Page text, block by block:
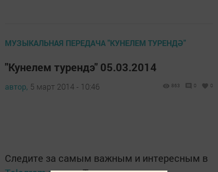
МУЗЫКАЛЬНАЯ ПЕРЕДАЧА "КУНЕЛЕМ ТУРЕНДӘ"
"Кунелем турендэ" 05.03.2014
автор, 5 март 2014 - 10:46 863 0 0
Следите за самым важным и интересным в